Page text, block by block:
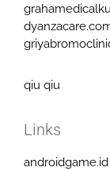
qiu qiu
Links
androidgame.id